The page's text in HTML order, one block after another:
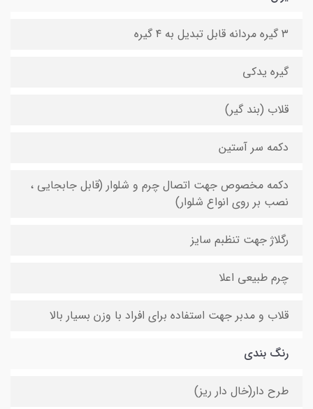
۳ گیره مردانه قابل تبدیل به ۴ گیره
گیره یدکی
قلاب (بند گیر)
دکمه سر آستین
دکمه مخصوص جهت اتصال چرم و شلوار (قابل جابجایی ،
نصب بر روی انواع شلوار)
رگلاژ جهت تنظبم سایز
چرم طبیعی اعلا
قلاب و مدبر جهت استفاده برای افراد با وزن بسیار بالا
رنگ بندی
طرح دار(خال دار ریز)